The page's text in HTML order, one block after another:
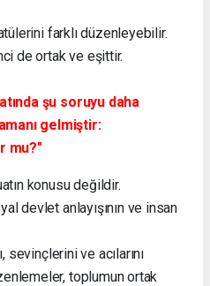
farklı düzenleyebilir.
de ortak ve eşittir.
şu soruyu daha
gelmiştir:
mu?"
konusu değildir.
devlet anlayışının ve insan
sevinçlerini ve acılarını
toplumun ortak